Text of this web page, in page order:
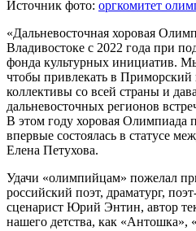
Источник фото: оргкомитет
«Дальневосточная хоровая
Владивостоке с 2022 года при
фонда культурных инициатив.
чтобы привлекать в
коллективы со всей страны и
дальневосточных регионов
В этом году хоровая Олимпиада
впервые состоялась в статусе
Елена Петухова.
Удачи «олимпийцам» пожелал
российский поэт, драматург,
сценарист Юрий Энтин, автор
нашего детства, как «Антошка»,